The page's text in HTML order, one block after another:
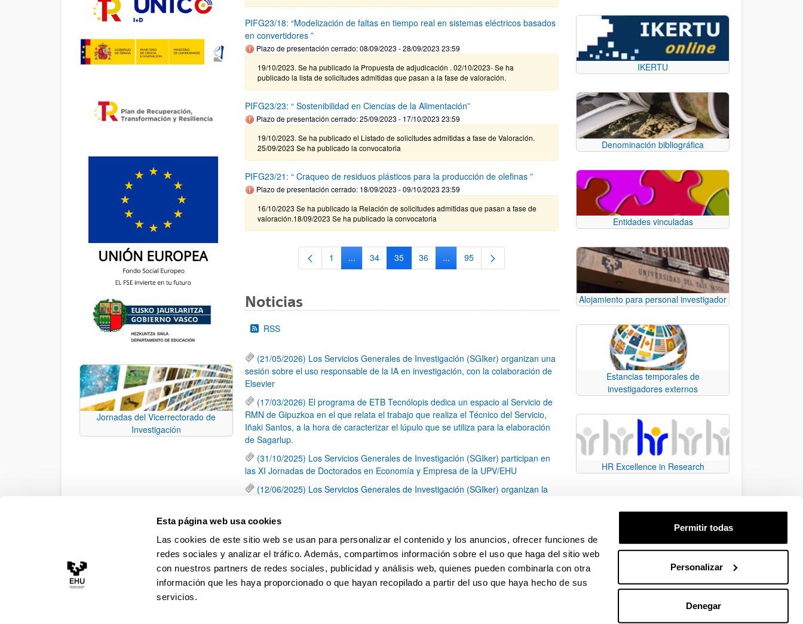
Esta página web usa cookies
Las cookies de este sitio web se usan para personalizar el contenido y los anuncios, ofrecer funciones de
redes sociales y analizar el tráfico. Además, compartimos información sobre el uso que haga del sitio web
con nuestros partners de redes sociales, publicidad y análisis web, quienes pueden combinarla con otra
información que les haya proporcionado o que hayan recopilado a partir del uso que haya hecho de sus
servicios.
Permitir todas
Personalizar
Denegar
Jornadas del Vicerrectorado de
Investigación
PIFG23/18: “Modelización de faltas en tiempo real en sistemas eléctricos basados
en convertidores ”
Plazo de presentación cerrado: 08/09/2023 - 28/09/2023 23:59
19/10/2023. Se ha publicado la Propuesta de adjudicación . 02/10/2023- Se ha
publicado la lista de solicitudes admitidas que pasan a la fase de valoración.
PIFG23/23: “ Sostenibilidad en Ciencias de la Alimentación”
Plazo de presentación cerrado: 25/09/2023 - 17/10/2023 23:59
19/10/2023. Se ha publicado el Listado de solicitudes admitidas a fase de Valoración.
25/09/2023 Se ha publicado la convocatoria
PIFG23/21: “ Craqueo de residuos plásticos para la producción de olefinas ”
Plazo de presentación cerrado: 18/09/2023 - 09/10/2023 23:59
16/10/2023 Se ha publicado la Relación de solicitudes admitidas que pasan a fase de
valoración.18/09/2023 Se ha publicado la convocatoria
Página
1 ...Páginas intermedias Use TAB para desplazarse.
Página
34 Página
35 Página
36 ...Páginas intermedias Use TAB para desplazarse.
Página
95
Noticias
RSS
(21/05/2026) Los Servicios Generales de Investigación (SGIker) organizan una
sesión sobre el uso responsable de la IA en investigación, con la colaboración de
Elsevier
(17/03/2026) El programa de ETB Tecnólopis dedica un espacio al Servicio de
RMN de Gipuzkoa en el que relata el trabajo que realiza el Técnico del Servicio,
Iñaki Santos, a la hora de caracterizar el lúpulo que se utiliza para la elaboración
de Sagarlup.
(31/10/2025) Los Servicios Generales de Investigación (SGIker) participan en
las XI Jornadas de Doctorados en Economía y Empresa de la UPV/EHU
(12/06/2025) Los Servicios Generales de Investigación (SGIker) organizan la
una caracterización química de dos variedades de lúpulo silvestre
Página
1 Página
2 Página
3 ...
Páginas intermedias Use TAB para desplazarse.
Página
79
IKERTU
Denominación bibliográfica
Entidades vinculadas
Alojamiento para personal investigador
Estancias temporales de
investigadores externos
HR Excellence in Research